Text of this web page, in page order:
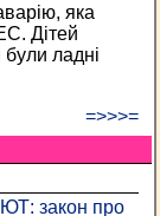
яка
Дітей
ладні
=>>>=